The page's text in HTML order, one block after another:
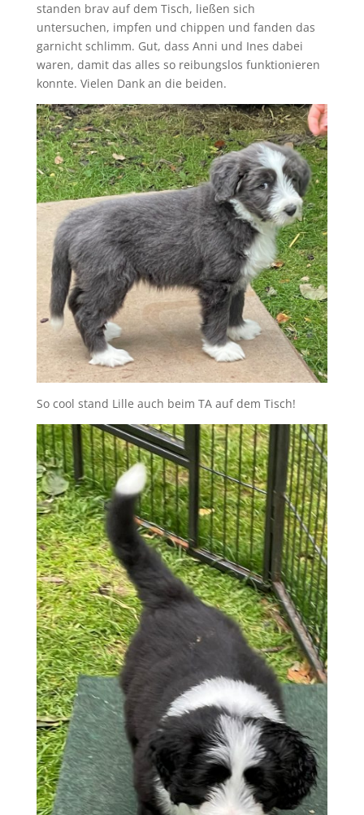
standen brav auf dem Tisch, ließen sich
untersuchen, impfen und chippen und fanden das
garnicht schlimm. Gut, dass Anni und Ines dabei
waren, damit das alles so reibungslos funktionieren
konnte. Vielen Dank an die beiden.
So cool stand Lille auch beim TA auf dem Tisch!